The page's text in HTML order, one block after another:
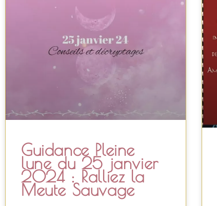
Guidance Pleine
lune du 25 janvier
2024 : Ralliez la
Meute Sauvage